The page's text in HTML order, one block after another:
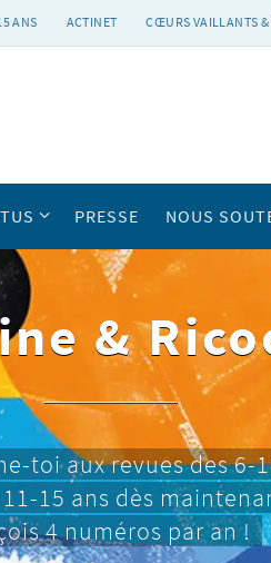
ANS ACTINET CŒURS VAILLANTS &
PRESSE NOUS
&
toi aux revues des 6-
15 ans dès
4 numéros par an !